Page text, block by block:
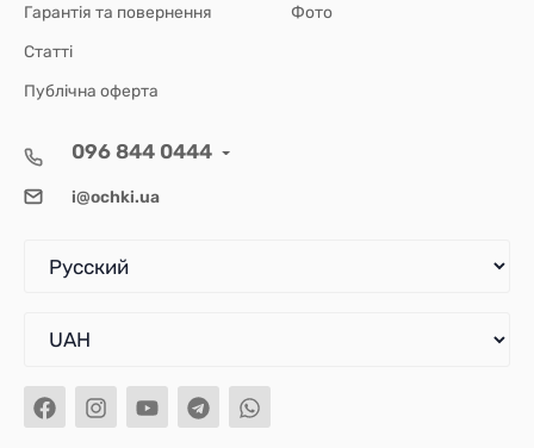
Гарантія та повернення
Статті
Публічна оферта
Фото
096 844 0444
i@ochki.ua